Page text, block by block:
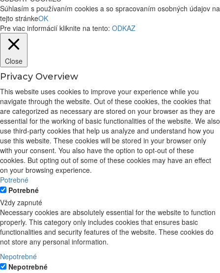
Súhlasím s používaním cookies a so spracovaním osobných údajov na
tejto stránkeOK
Pre viac informácií kliknite na tento: ODKAZ
Close
Privacy Overview
This website uses cookies to improve your experience while you
navigate through the website. Out of these cookies, the cookies that
are categorized as necessary are stored on your browser as they are
essential for the working of basic functionalities of the website. We also
use third-party cookies that help us analyze and understand how you
use this website. These cookies will be stored in your browser only
with your consent. You also have the option to opt-out of these
cookies. But opting out of some of these cookies may have an effect
on your browsing experience.
Potrebné
Potrebné
Vždy zapnuté
Necessary cookies are absolutely essential for the website to function
properly. This category only includes cookies that ensures basic
functionalities and security features of the website. These cookies do
not store any personal information.
Nepotrebné
Nepotrebné